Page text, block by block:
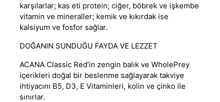
karşılarlar; kas eti protein; ciğer, böbrek ve işkembe
vitamin ve mineraller; kemik ve kıkırdak ise
kalsiyum ve fosfor sağlar.
DOĞANIN SUNDUĞU FAYDA VE LEZZET
ACANA Classic Red’in zengin balık ve WholePrey
içerikleri doğal bir beslenme sağlayarak takviye
ihtiyacını B5, D3, E Vitaminleri, kolin ve çinko ile
sınırlar.